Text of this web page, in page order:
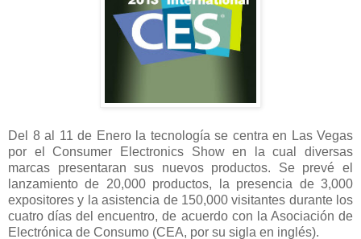
Del 8 al 11 de Enero la tecnología se centra en Las Vegas
por el Consumer Electronics Show en la cual diversas
marcas presentaran sus nuevos productos. Se prevé el
lanzamiento de 20,000 productos, la presencia de 3,000
expositores y la asistencia de 150,000 visitantes durante los
cuatro días del encuentro, de acuerdo con la Asociación de
Electrónica de Consumo (CEA, por su sigla en inglés).